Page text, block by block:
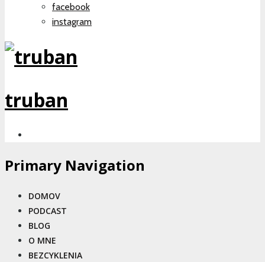
facebook
instagram
truban
Primary Navigation
DOMOV
PODCAST
BLOG
O MNE
BEZCYKLENIA